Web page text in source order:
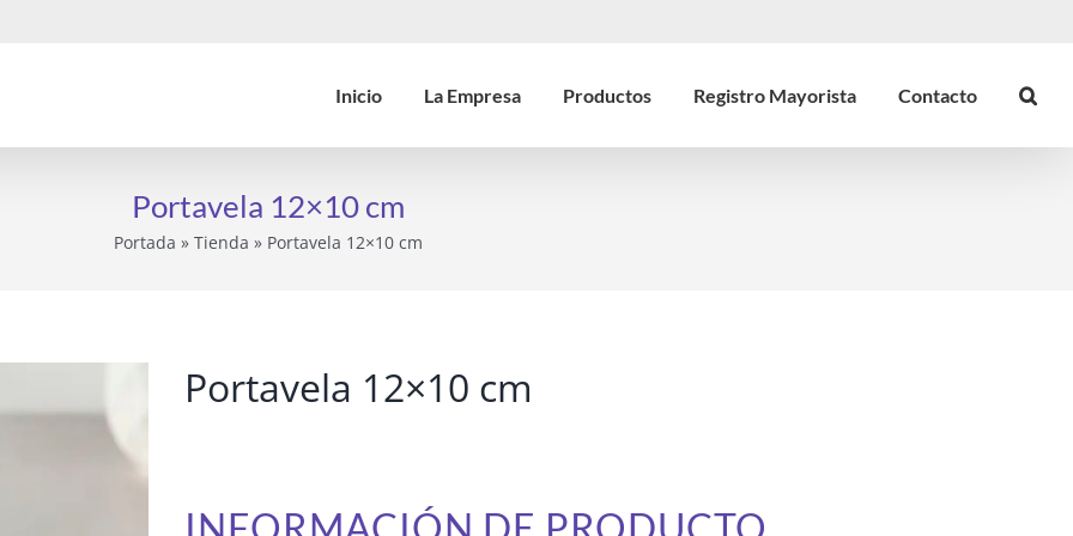
Inicio La Empresa Productos Registro Mayorista Contacto
Portavela 12×10 cm
Portada » Tienda » Portavela 12×10 cm
Portavela 12×10 cm